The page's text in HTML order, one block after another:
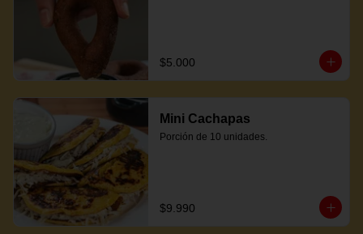
$5.000
Mini Cachapas
Porción de 10 unidades.
$9.990